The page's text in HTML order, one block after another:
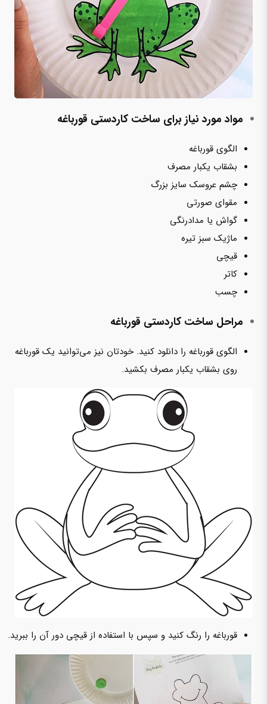
مواد مورد نیاز برای ساخت کاردستی قورباغه
الگوی قورباغه
بشقاب یکبار مصرف
چشم عروسک سایز بزرگ
مقوای صورتی
گواش یا مدادرنگی
ماژیک سبز تیره
قیچی
کاتر
چسب
مراحل ساخت کاردستی قورباغه
الگوی قورباغه را دانلود کنید. خودتان نیز می‌توانید یک قورباغه
روی بشقاب یکبار مصرف بکشید.
قورباغه را رنگ کنید و سپس با استفاده از قیچی دور آن را ببرید.